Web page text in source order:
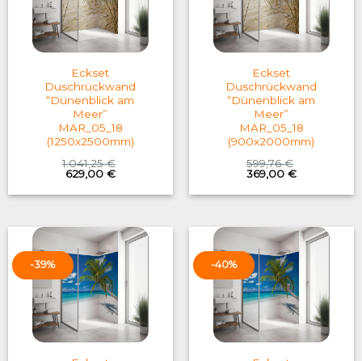
Eckset
Duschrückwand
“Dünenblick am
Meer”
MAR_05_18
(1250x2500mm)
1.041,25€
Original
price
was:
629,00 €Current
is:
Eckset
Duschrückwand
“Dünenblick am
Meer”
MAR_05_18
(900x2000mm)
599,76€
Original
price
was:
369,00 €Current
is:
-39% -40%